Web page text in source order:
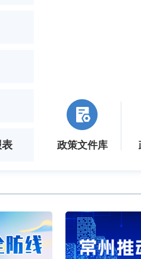
政策文件库